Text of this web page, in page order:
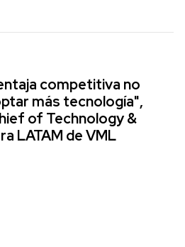
competitiva no
más tecnología",
of Technology &
LATAM de VML